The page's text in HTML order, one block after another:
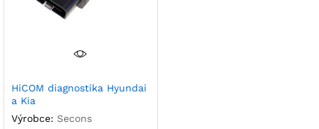
HiCOM diagnostika Hyundai
a Kia
Výrobce: Secons